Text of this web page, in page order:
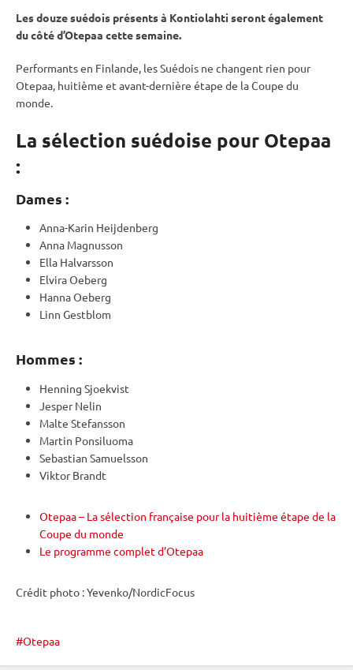
Les douze suédois présents à Kontiolahti seront également
du côté d’Otepaa cette semaine.
Performants en Finlande, les Suédois ne changent rien pour
Otepaa, huitième et avant-dernière étape de laCoupe du
monde.
La sélection suédoise pour Otepaa
:
Dames :
Anna-Karin Heijdenberg
Anna Magnusson
Ella Halvarsson
Elvira Oeberg
Hanna Oeberg
Linn Gestblom
Hommes :
Henning Sjoekvist
Jesper Nelin
Malte Stefansson
Martin Ponsiluoma
Sebastian Samuelsson
Viktor Brandt
Otepaa – La sélection française pour la huitième étape de la
Coupe du monde
Le programme complet d’Otepaa
Crédit photo : Yevenko/NordicFocus
Otepaa